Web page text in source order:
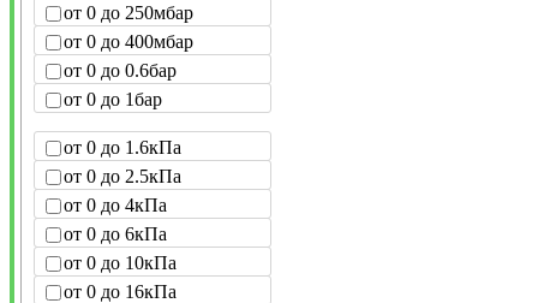
от 0 до 250мбар
от 0 до 400мбар
от 0 до 0.6бар
от 0 до 1бар
от 0 до 1.6кПа
от 0 до 2.5кПа
от 0 до 4кПа
от 0 до 6кПа
от 0 до 10кПа
от 0 до 16кПа